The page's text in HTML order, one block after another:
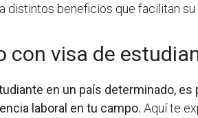
distintos beneficios que facilitan
con visa de
en un país determinado,
laboral en tu campo. Aquí te